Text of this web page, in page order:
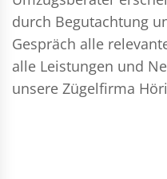
durch Begutachtung
Gespräch alle
alle Leistungen und
unsere Zügelfirma